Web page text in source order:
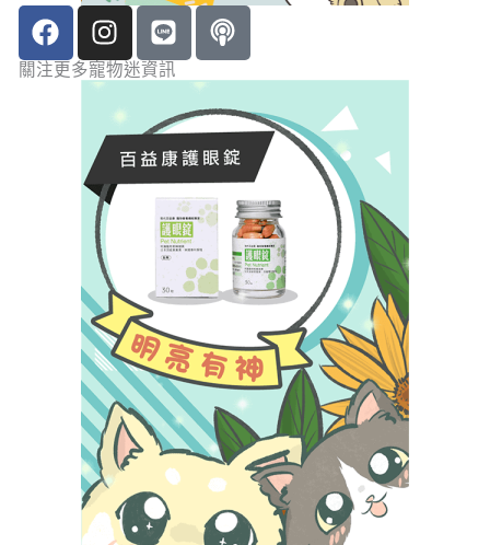
F
a
c
I
n
s
a
r
a
m
L
i
n
P
o
a
s
t
關注更多寵物迷資訊